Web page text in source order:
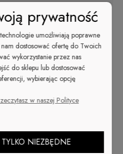
połączenie żelu i fiberglassu.
jakości, bardzo
mocnych i naturalnie
Pozwala na zrobienie
Łatwo się rozprowadza, nie
Twoje manicure był piękny i
na sprawdzony i skuteczny
a także nadać jej piękny biały
gwarancja maksymalnego krycia!
prywatność
umożliwiają poprawne
dostosować ofertę do Twoich
wykorzystanie przez nas
do sklepu lub dostosować
wybierając opcję
w naszej Polityce
TYLKO NIEZBĘDNE